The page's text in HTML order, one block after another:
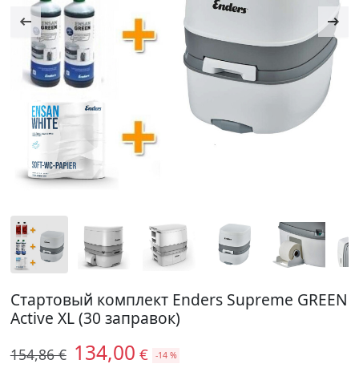
Стартовый комплект Enders Supreme GREEN
Active XL (30 заправок)
154,86 € 134,00 € -14 %